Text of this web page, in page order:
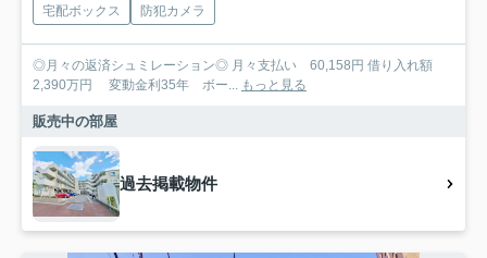
宅配ボックス
防犯カメラ
◎月々の返済シュミレーション◎ 月々支払い 60,158円 借り入れ額
2,390万円 変動金利35年 ボー... もっと見る
販売中の部屋
過去掲載物件